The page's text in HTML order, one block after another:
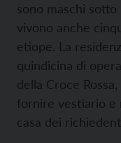
sono maschi sotto
vivono anche
etiope. La
quindicina di
della Croce
fornire vestiario e
casa dei